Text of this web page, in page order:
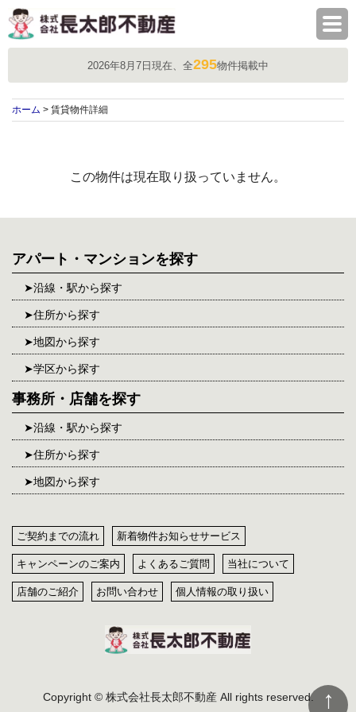
2026年8月7日現在、全295物件掲載中
ホーム > 賃貸物件詳細
この物件は現在取り扱っていません。
アパート・マンションを探す
沿線・駅から探す
住所から探す
地図から探す
学区から探す
事務所・店舗を探す
沿線・駅から探す
住所から探す
地図から探す
ご契約までの流れ 新着物件お知らせサービス
キャンペーンのご案内 よくあるご質問 当社について
店舗のご紹介 お問い合わせ 個人情報の取り扱い
Copyright © 株式会社長太郎不動産 All rights reserved.